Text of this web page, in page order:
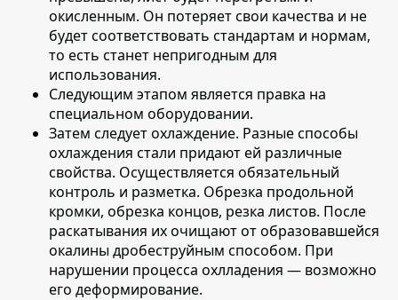
окисленным. Он потеряет свои качества и не
будет соответствовать стандартам и нормам,
то есть станет непригодным для
использования.
Следующим этапом является правка на
специальном оборудовании.
Затем следует охлаждение. Разные способы
охлаждения стали придают ей различные
свойства. Осуществляется обязательный
контроль и разметка. Обрезка продольной
кромки, обрезка концов, резка листов. После
раскатывания их очищают от образовавшейся
окалины дробеструйным способом. При
нарушении процесса охлладения — возможно
его деформирование.